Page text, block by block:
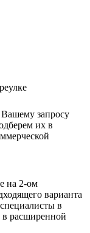
запросу
их в
на 2-ом
варианта
в
в расширенной